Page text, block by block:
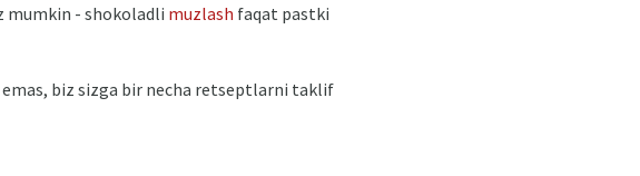
mumkin - shokoladli muzlash faqat pastki
biz sizga bir necha retseptlarni taklif